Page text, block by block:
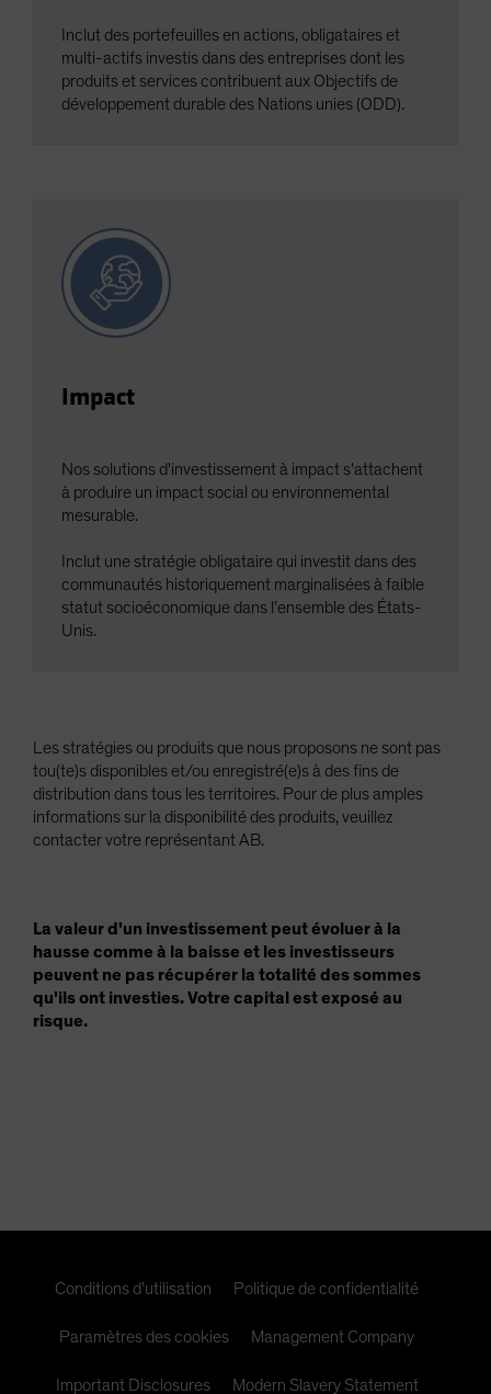
Inclut des portefeuilles en actions, obligataires et
multi-actifs investis dans des entreprises dont les
produits et services contribuent aux Objectifs de
développement durable des Nations unies (ODD).
Impact
Nos solutions d'investissement à impact s'attachent
à produire un impact social ou environnemental
mesurable.
Inclut une stratégie obligataire qui investit dans des
communautés historiquement marginalisées à faible
statut socioéconomique dans l’ensemble des États-
Unis.
Les stratégies ou produits que nous proposons ne sont pas
tou(te)s disponibles et/ou enregistré(e)s à des fins de
distribution dans tous les territoires. Pour de plus amples
informations sur la disponibilité des produits, veuillez
contacter votre représentant AB.
La valeur d'un investissement peut évoluer à la
hausse comme à la baisse et les investisseurs
peuvent ne pas récupérer la totalité des sommes
qu'ils ont investies. Votre capital est exposé au
risque.
Conditions d’utilisation Politique de confidentialité
Paramètres des cookies Management Company
Important Disclosures Modern Slavery Statement